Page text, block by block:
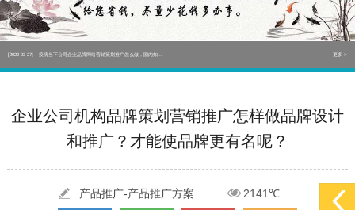
[2022-05-04] 污水处理设备厂家产品如何做网络推广（污水处理项目网... 更多 >
企业公司机构品牌策划营销推广怎样做品牌设计
和推广？才能使品牌更有名呢？
产品推广-产品推广方案
2141℃